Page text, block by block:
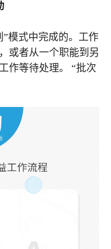
模式中完成的。工作
或者从一个职能到另
作等待处理。 “批次